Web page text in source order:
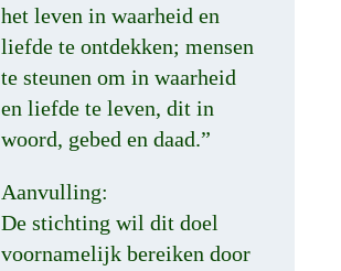
het leven in waarheid en
liefde te ontdekken; mensen
te steunen om in waarheid
en liefde te leven, dit in
woord, gebed en daad.”
Aanvulling:
De stichting wil dit doel
voornamelijk bereiken door